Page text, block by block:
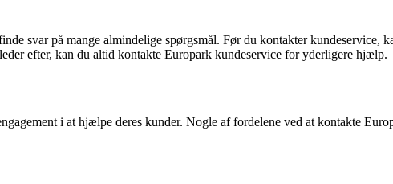
svar på mange almindelige spørgsmål. Før du kontakter kundeservice,
efter, kan du altid kontakte Europark kundeservice for yderligere hjælp.
i at hjælpe deres kunder. Nogle af fordelene ved at kontakte